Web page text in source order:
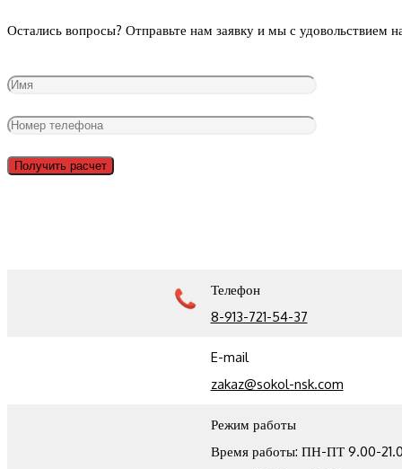
Остались вопросы? Отправьте нам заявку и мы с удовольствием
Телефон
8-913-721-54-37
E-mail
zakaz@sokol-nsk.com
Режим работы
Время работы: ПН-ПТ 9.00-